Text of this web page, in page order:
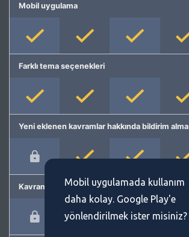
Mobil uygulama
Farklı tema seçenekleri
Yeni eklenen kavramlar hakkında bildirim alma
Kavram önermeMobil uygulamada kullanım
daha kolay. Google Play'e
yönlendirilmek ister misiniz?